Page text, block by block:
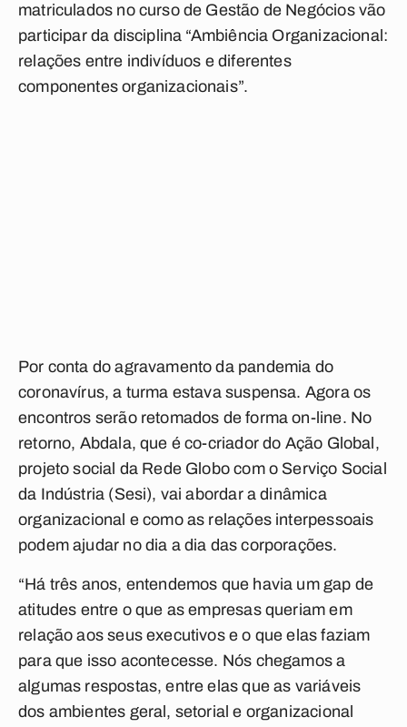
matriculados no curso de Gestão de Negócios vão
participar da disciplina “Ambiência Organizacional:
relações entre indivíduos e diferentes
componentes organizacionais”.
Por conta do agravamento da pandemia do
coronavírus, a turma estava suspensa. Agora os
encontros serão retomados de forma on-line. No
retorno, Abdala, que é co-criador do Ação Global,
projeto social da Rede Globo com o Serviço Social
da Indústria (Sesi), vai abordar a dinâmica
organizacional e como as relações interpessoais
podem ajudar no dia a dia das corporações.
“Há três anos, entendemos que havia um gap de
atitudes entre o que as empresas queriam em
relação aos seus executivos e o que elas faziam
para que isso acontecesse. Nós chegamos a
algumas respostas, entre elas que as variáveis
dos ambientes geral, setorial e organizacional